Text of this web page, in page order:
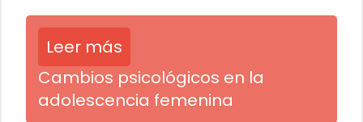
Leer más
Cambios psicológicos en la
adolescencia femenina